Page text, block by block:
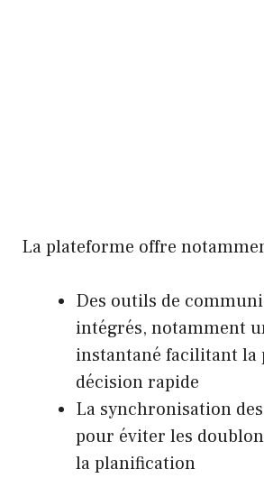
La plateforme offre
Des outils de
intégrés, notamment
instantané facilitant la
décision rapide
La synchronisation
pour éviter les
la planification